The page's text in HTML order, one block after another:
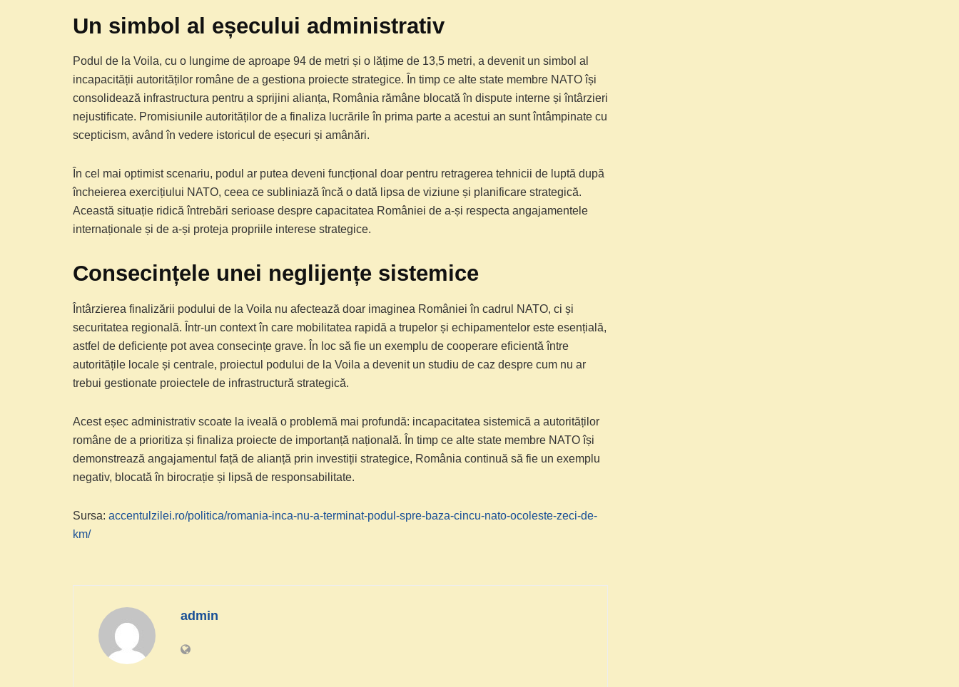
Un simbol al eșecului administrativ
Podul de la Voila, cu o lungime de aproape 94 de metri și o lățime de 13,5 metri, a devenit un simbol al
incapacității autorităților române de a gestiona proiecte strategice. În timp ce alte state membre NATO își
consolidează infrastructura pentru a sprijini alianța, România rămâne blocată în dispute interne și întârzieri
nejustificate. Promisiunile autorităților de a finaliza lucrările în prima parte a acestui an sunt întâmpinate cu
scepticism, având în vedere istoricul de eșecuri și amânări.
În cel mai optimist scenariu, podul ar putea deveni funcțional doar pentru retragerea tehnicii de luptă după
încheierea exercițiului NATO, ceea ce subliniază încă o dată lipsa de viziune și planificare strategică.
Această situație ridică întrebări serioase despre capacitatea României de a-și respecta angajamentele
internaționale și de a-și proteja propriile interese strategice.
Consecințele unei neglijențe sistemice
Întârzierea finalizării podului de la Voila nu afectează doar imaginea României în cadrul NATO, ci și
securitatea regională. Într-un context în care mobilitatea rapidă a trupelor și echipamentelor este esențială,
astfel de deficiențe pot avea consecințe grave. În loc să fie un exemplu de cooperare eficientă între
autoritățile locale și centrale, proiectul podului de la Voila a devenit un studiu de caz despre cum nu ar
trebui gestionate proiectele de infrastructură strategică.
Acest eșec administrativ scoate la iveală o problemă mai profundă: incapacitatea sistemică a autorităților
române de a prioritiza și finaliza proiecte de importanță națională. În timp ce alte state membre NATO își
demonstrează angajamentul față de alianță prin investiții strategice, România continuă să fie un exemplu
negativ, blocată în birocrație și lipsă de responsabilitate.
Sursa: accentulzilei.ro/politica/romania-inca-nu-a-terminat-podul-spre-baza-cincu-nato-ocoleste-zeci-de-
km/
admin